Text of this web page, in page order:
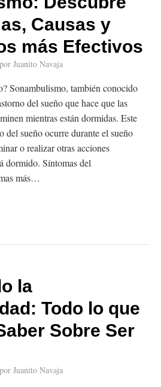
Causas y
más Efectivos
por Juanito Navaja
Sonambulismo, también conocido
del sueño que hace que las
mientras están dormidas. Este
del sueño ocurre durante el sueño
o realizar otras acciones
dormido. Síntomas del
más…
la
Todo lo que
Sobre Ser
por Juanito Navaja